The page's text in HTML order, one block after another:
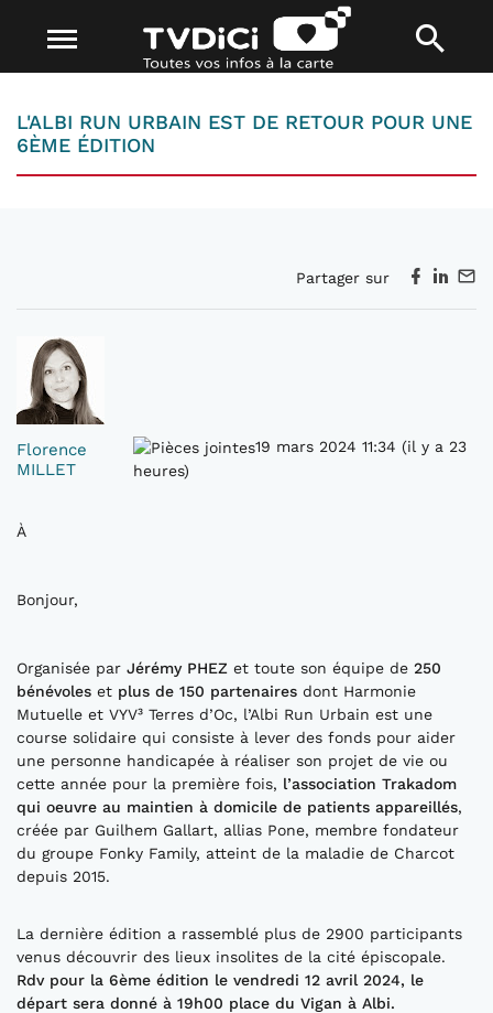
L'ALBI RUN URBAIN EST DE RETOUR POUR UNE
6ÈME ÉDITION
Partager sur
Florence
MILLET
19 mars 2024 11:34 (il y a 23
heures)
À
Bonjour,
Organisée par Jérémy PHEZ et toute son équipe de 250
bénévoles et plus de 150 partenaires dont Harmonie
Mutuelle et VYV³ Terres d’Oc, l’Albi Run Urbain est une
course solidaire qui consiste à lever des fonds pour aider
une personne handicapée à réaliser son projet de vie ou
cette année pour la première fois, l’association Trakadom
qui oeuvre au maintien à domicile de patients appareillés,
créée par Guilhem Gallart, allias Pone, membre fondateur
du groupe Fonky Family, atteint de la maladie de Charcot
depuis 2015.
La dernière édition a rassemblé plus de 2900 participants
venus découvrir des lieux insolites de la cité épiscopale.
Rdv pour la 6ème édition le vendredi 12 avril 2024, le
départ sera donné à 19h00 place du Vigan à Albi.